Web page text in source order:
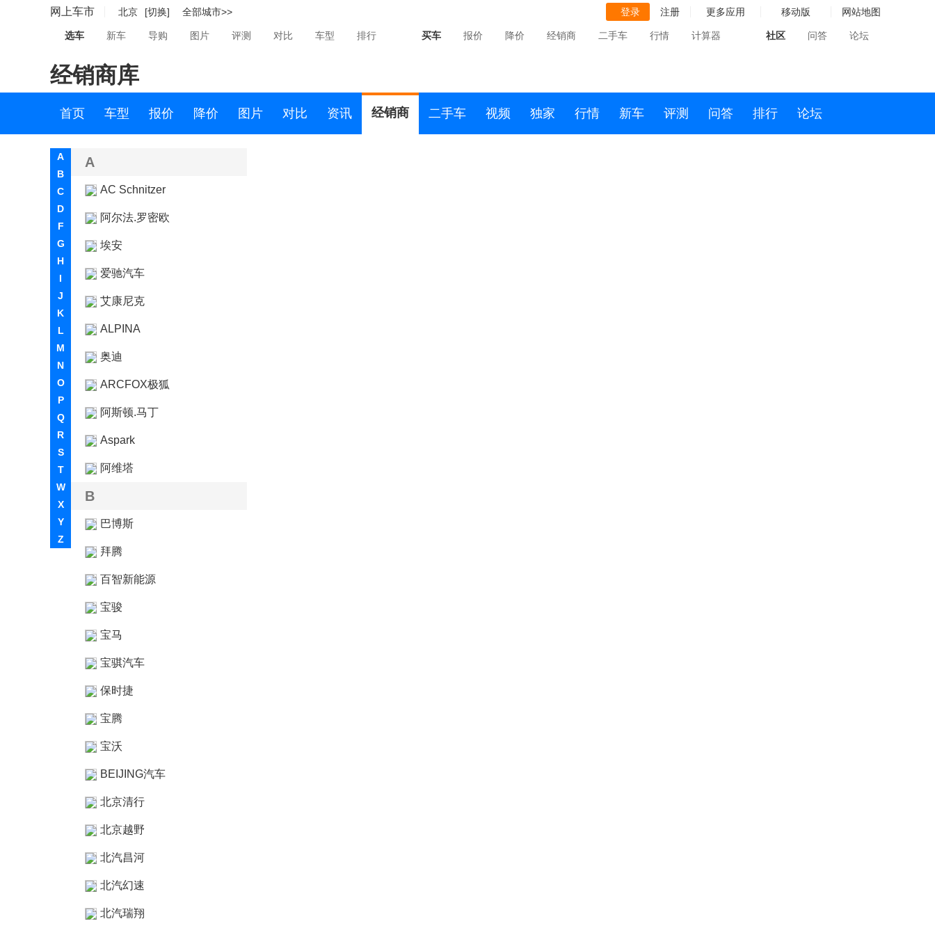
网上车市 北京 [切换] 全部城市>> 登录 注册 更多应用 移动版 网站地图
选车 新车 导购 图片 评测 对比 车型 排行 买车 报价 降价 经销商 二手车 行情 计算器 社区 问答 论坛
经销商库
首页 车型 报价 降价 图片 对比 资讯 经销商 二手车 视频 独家 行情 新车 评测 问答 排行 论坛
A
B
C
D
F
G
H
I
J
K
L
M
N
O
P
Q
R
S
T
W
X
Y
Z
A
AC Schnitzer
阿尔法.罗密欧
埃安
爱驰汽车
艾康尼克
ALPINA
奥迪
ARCFOX极狐
阿斯顿.马丁
Aspark
阿维塔
B
巴博斯
拜腾
百智新能源
宝骏
宝马
宝骐汽车
保时捷
宝腾
宝沃
BEIJING汽车
北京清行
北京越野
北汽昌河
北汽幻速
北汽瑞翔